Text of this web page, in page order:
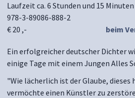
Laufzeit ca. 6 Stunden und 15 Minuten
978-3-89086-888-2
€ 20 ,-
beim
Ein erfolgreicher deutscher Dichter
einige Tage mit einem Jungen Alles
"Wie lächerlich ist der Glaube, dieses
vermöchte einen Künstler zu